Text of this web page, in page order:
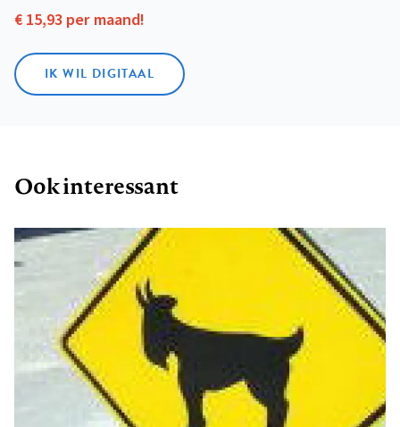
€ 15,93 per maand!
IK WIL DIGITAAL
Ook interessant